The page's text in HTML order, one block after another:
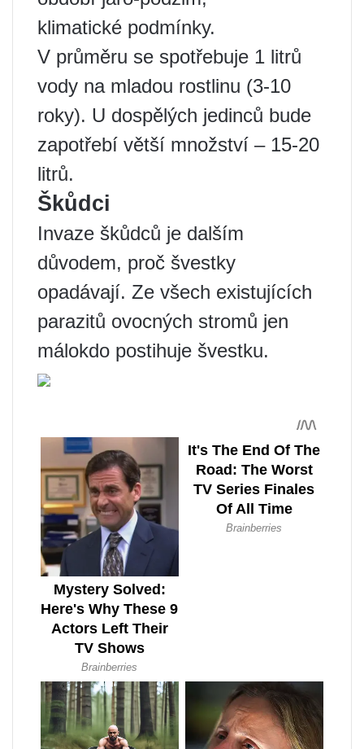
klimatické podmínky.
V průměru se spotřebuje 1 litrů
vody na mladou rostlinu (3-10
roky). U dospělých jedinců bude
zapotřebí větší množství – 15-20
litrů.
Škůdci
Invaze škůdců je dalším
důvodem, proč švestky
opadávají. Ze všech existujících
parazitů ovocných stromů jen
málokdo postihuje švestku.